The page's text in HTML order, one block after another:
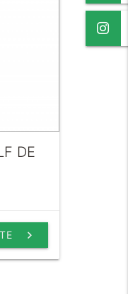
DE
keyboard_arrow_right